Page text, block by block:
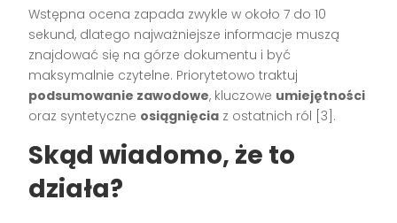
Wstępna ocena zapada zwykle w około 7 do 10
sekund, dlatego najważniejsze informacje muszą
znajdować się na górze dokumentu i być
maksymalnie czytelne. Priorytetowo traktuj
podsumowanie zawodowe, kluczowe umiejętności
oraz syntetyczne osiągnięcia z ostatnich ról [3].
Skąd wiadomo, że to
działa?